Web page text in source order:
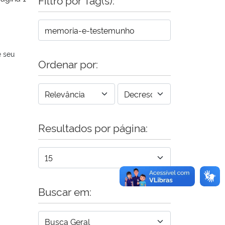
seu
Ordenar por:
Resultados por página:
Buscar em: